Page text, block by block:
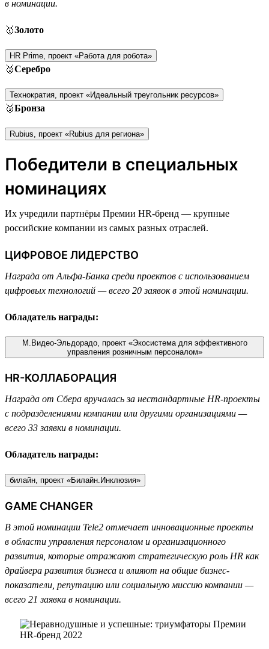
в номинации.
🥇Золото
HR Prime, проект «Работа для робота»
🥈Серебро
Технократия, проект «Идеальный треугольник ресурсов»
🥉Бронза
Rubius, проект «Rubius для региона»
Победители в специальных
номинациях
Их учредили партнёры Премии HR-бренд — крупные
российские компании из самых разных отраслей.
ЦИФРОВОЕ ЛИДЕРСТВО
Награда от Альфа-Банка среди проектов с использованием
цифровых технологий — всего 20 заявок в этой номинации.
Обладатель награды:
М.Видео-Эльдорадо, проект «Экосистема для эффективного
управления розничным персоналом»
HR-КОЛЛАБОРАЦИЯ
Награда от Сбера вручалась за нестандартные HR-проекты
с подразделениями компании или другими организациями —
всего 33 заявки в номинации.
Обладатель награды:
билайн, проект «Билайн.Инклюзия»
GAME CHANGER
В этой номинации Tele2 отмечает инновационные проекты
в области управления персоналом и организационного
развития, которые отражают стратегическую роль HR как
драйвера развития бизнеса и влияют на общие бизнес-
показатели, репутацию или социальную миссию компании —
всего 21 заявка в номинации.